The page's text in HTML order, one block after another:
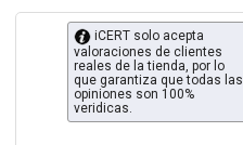
iCERT solo acepta
valoraciones de clientes
reales de la tienda, por lo
que garantiza que todas las
opiniones son 100%
veridicas.